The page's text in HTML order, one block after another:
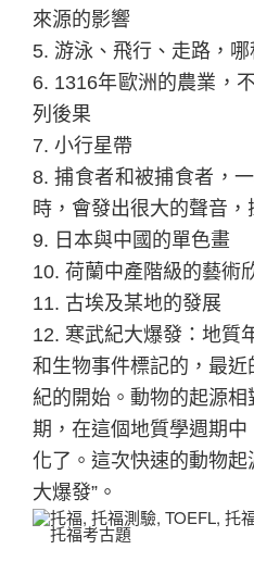
來源的影響
5. 游泳、飛行、走路，
6. 1316年歐洲的農業，
列後果
7. 小行星帶
8.捕食者和被捕食者，
時，會發出很大的聲音，
9. 日本與中國的單色畫
10. 荷蘭中產階級的藝術
11. 古埃及某地的發展
12. 寒武紀大爆發：地質
和生物事件標記的，最
紀的開始。動物的起源
期，在這個地質學週期
化了。這次快速的動物起
大爆發”。